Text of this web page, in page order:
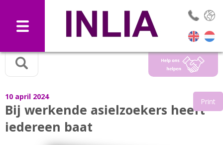
10 april 2024
Bij werkende asielzoekers heeft
iedereen baat
Print